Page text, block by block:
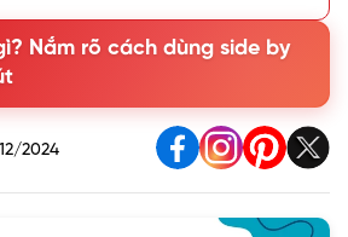
side by side trong tiếng Anh
nghĩa và trái nghĩa với side by side
trúc side by side có đáp án
Nắm rõ cách dùng side by
2024